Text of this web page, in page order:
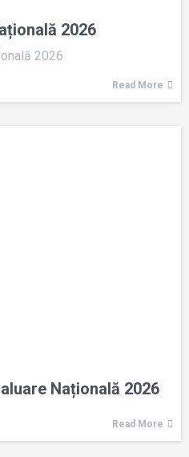
2026
2026
Read More
Națională 2026
Read More